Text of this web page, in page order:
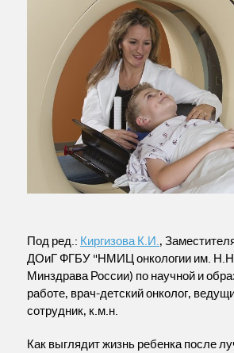
Под ред.: Киргизова К.И.,
ДОиГ ФГБУ "НМИЦ онкологии им.
Минздрава России) по научной и
работе, врач-детский онколог,
сотрудник, к.м.н.
Как выглядит жизнь ребенка после